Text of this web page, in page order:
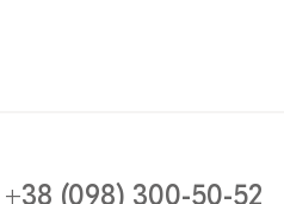
+38 (098) 300-50-52